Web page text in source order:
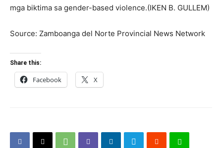
mga biktima sa gender-based violence.(IKEN B. GULLEM)
Source: Zamboanga del Norte Provincial News Network
Share this:
Facebook X